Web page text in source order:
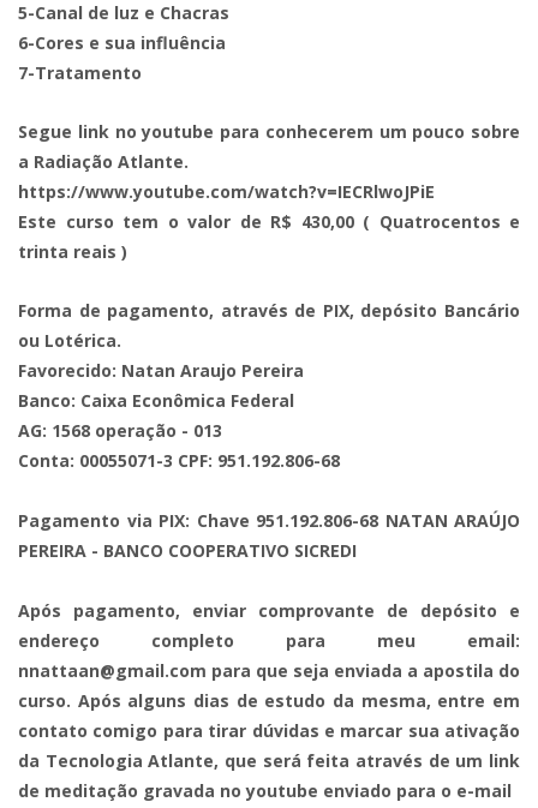
5-Canal de luz e Chacras
6-Cores e sua influência
7-Tratamento
Segue link no youtube para conhecerem um pouco sobre
a Radiação Atlante.
https://www.youtube.com/watch?v=IECRlwoJPiE
Este curso tem o valor de R$ 430,00 ( Quatrocentos e
trinta reais )
Forma de pagamento, através de PIX, depósito Bancário
ou Lotérica.
Favorecido: Natan Araujo Pereira
Banco: Caixa Econômica Federal
AG: 1568 operação - 013
Conta: 00055071-3 CPF: 951.192.806-68
Pagamento via PIX: Chave 951.192.806-68 NATAN ARAÚJO
PEREIRA - BANCO COOPERATIVO SICREDI
Após pagamento, enviar comprovante de depósito e
endereço completo para meu email:
nnattaan@gmail.com para que seja enviada a apostila do
curso. Após alguns dias de estudo da mesma, entre em
contato comigo para tirar dúvidas e marcar sua ativação
da Tecnologia Atlante, que será feita através de um link
de meditação gravada no youtube enviado para o e-mail